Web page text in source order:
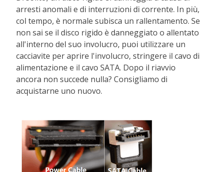
arresti anomali e di interruzioni di corrente. In più,
col tempo, è normale subisca un rallentamento. Se
non sai se il disco rigido è danneggiato o allentato
all'interno del suo involucro, puoi utilizzare un
cacciavite per aprire l'involucro, stringere il cavo di
alimentazione e il cavo SATA. Dopo il riavvio
ancora non succede nulla? Consigliamo di
acquistarne uno nuovo.